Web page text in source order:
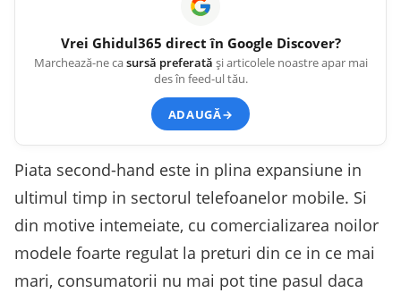
Vrei Ghidul365 direct în Google Discover?
Marchează-ne casursă preferată și articolele noastre apar mai
des în feed-ul tău.
ADAUGĂ→
Piata second-hand este in plina expansiune in
ultimul timp in sectorul telefoanelor mobile. Si
din motive intemeiate, cu comercializarea noilor
modele foarte regulat la preturi din ce in ce mai
mari, consumatorii nu mai pot tine pasul daca